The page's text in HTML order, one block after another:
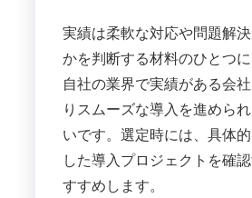
実績は柔軟な対応や問題解
かを判断する材料のひとつに
自社の業界で実績がある会
りスムーズな導入を進めら
いです。選定時には、具体
した導入プロジェクトを確
すすめします。